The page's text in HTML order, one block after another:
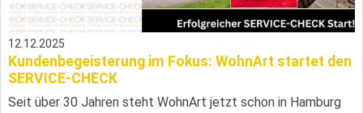
12.12.2025
Kundenbegeisterung im Fokus: WohnArt startet den
SERVICE-CHECK
Seit über 30 Jahren steht WohnArt jetzt schon in Hamburg